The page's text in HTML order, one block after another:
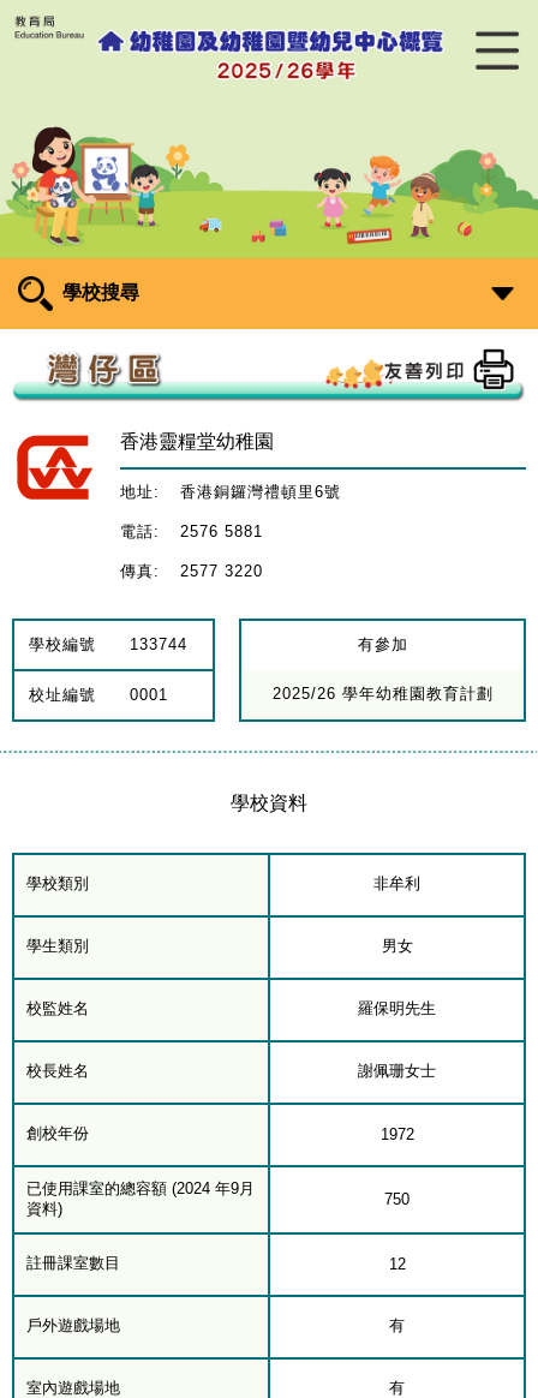
學校搜尋
香港靈糧堂幼稚園
地址: 香港銅鑼灣禮頓里6號
電話: 2576 5881
傳真: 2577 3220
學校編號 133744
校址編號 0001
有參加
2025/26 學年幼稚園教育計劃
學校資料
學校類別 非牟利
學生類別 男女
校監姓名 羅保明先生
校長姓名 謝佩珊女士
創校年份 1972
已使用課室的總容額 (2024 年9月
資料)
750
註冊課室數目 12
戶外遊戲場地 有
室內遊戲場地 有